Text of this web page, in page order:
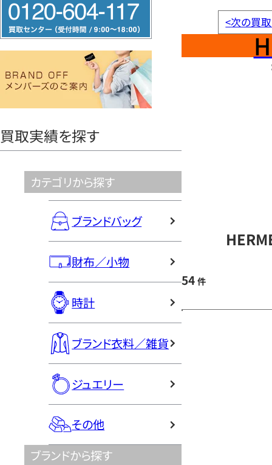
リ
ー
ヤ
買取実績を探す
カテゴリから探す
ブランドバッグ
財布／小物
時計
ブランド衣料／雑貨
ジュエリー
その他
ブランドから探す
<次の買
54 件